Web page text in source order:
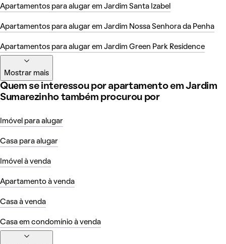
Apartamentos para alugar em Jardim Santa Izabel
Apartamentos para alugar em Jardim Nossa Senhora da Penha
Apartamentos para alugar em Jardim Green Park Residence
Mostrar mais
Quem se interessou por apartamento em Jardim
Sumarezinho também procurou por
Imóvel para alugar
Casa para alugar
Imóvel à venda
Apartamento à venda
Casa à venda
Casa em condomínio à venda